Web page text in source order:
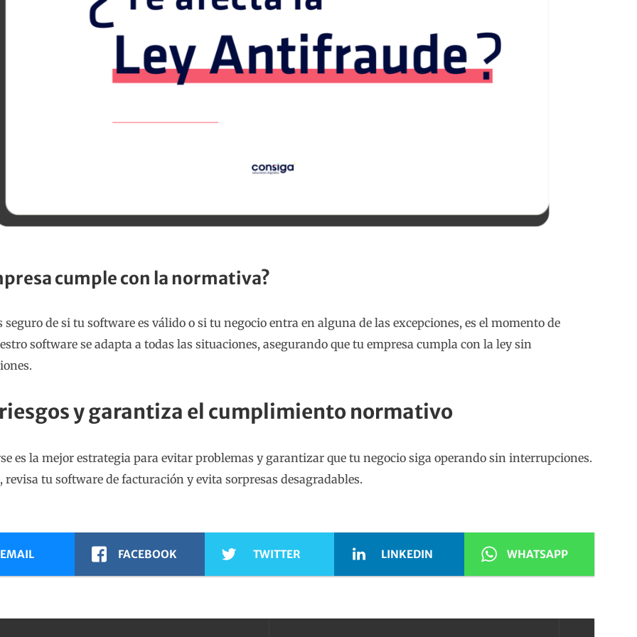
cumple con la normativa?
seguro de si tu software es válido o si tu negocio entra en alguna de las excepciones, es el momento de
software se adapta a todas las situaciones, asegurando que tu empresa cumpla con la ley sin
y garantiza el cumplimiento normativo
es la mejor estrategia para evitar problemas y garantizar que tu negocio siga operando sin interrupciones.
, revisa tu software de facturación y evita sorpresas desagradables.
EMAIL FACEBOOK TWITTER LINKEDIN WHATSAPP